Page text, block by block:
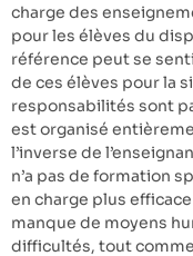
charge des
pour les élèves du
référence peut se
de ces élèves pour la
responsabilités sont
est organisé
l’inverse de
n’a pas de formation
en charge plus
manque de moyens
difficultés, tout comme